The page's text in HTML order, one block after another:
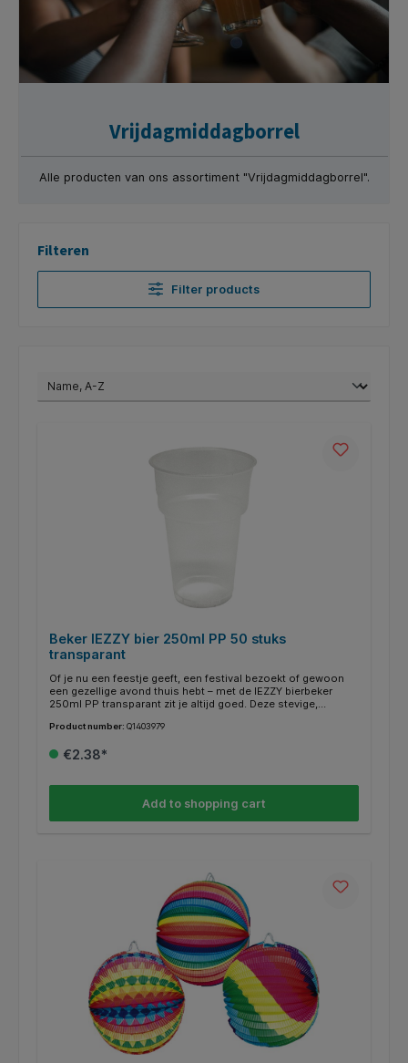
Vrijdagmiddagborrel
Alle producten van ons assortiment "Vrijdagmiddagborrel".
Filteren
Filter products
Beker IEZZY bier 250ml PP 50 stuks
transparant
Of je nu een feestje geeft, een festival bezoekt of gewoon
een gezellige avond thuis hebt – met de IEZZY bierbeker
250ml PP transparant zit je altijd goed. Deze stevige,
heeft een inhoud van 250ml, ideaal voor een verfrissend
kraag zie je in één oogopslag hoeveel drank er nog in zit en
bierbeker. * Inhoud: 250ml. * Materiaal: polypropyleen (pp). *
Kleur: transparant. * Afmeting: Ø7,8 x 10,8cm. * Gebruik:
Product number: Q1403979
€2.38*
Add to shopping cart